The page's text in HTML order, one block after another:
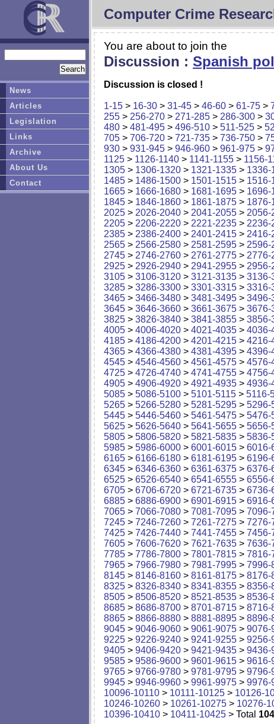
Computer Crime
You are about to join the
Discussion : Spanish
Discussion is closed !
1-15 > 16-30 > 31-45 > 46-60 > 61-75 >
255 > 256-270 > 271-285 > 286-300 >
480 > 481-495 > 496-510 > 511-525 >
705 > 706-720 > 721-735 > 736-750 >
930 > 931-945 > 946-960 > 961-975 >
1125 > 1126-1140 > 1141-1155 > 1156-
1305 > 1306-1320 > 1321-1335 > 1336-
1485 > 1486-1500 > 1501-1515 > 1516-
1665 > 1666-1680 > 1681-1695 > 1696-
1845 > 1846-1860 > 1861-1875 > 1876-
2025 > 2026-2040 > 2041-2055 > 2056-
2205 > 2206-2220 > 2221-2235 > 2236-
2385 > 2386-2400 > 2401-2415 > 2416-
2565 > 2566-2580 > 2581-2595 > 2596-
2745 > 2746-2760 > 2761-2775 > 2776-
2925 > 2926-2940 > 2941-2955 > 2956-
3105 > 3106-3120 > 3121-3135 > 3136-
3285 > 3286-3300 > 3301-3315 > 3316-
3465 > 3466-3480 > 3481-3495 > 3496-
3645 > 3646-3660 > 3661-3675 > 3676-
3825 > 3826-3840 > 3841-3855 > 3856-
4005 > 4006-4020 > 4021-4035 > 4036-
4185 > 4186-4200 > 4201-4215 > 4216-
4365 > 4366-4380 > 4381-4395 > 4396-
4545 > 4546-4560 > 4561-4575 > 4576-
4725 > 4726-4740 > 4741-4755 > 4756-
4905 > 4906-4920 > 4921-4935 > 4936-
5085 > 5086-5100 > 5101-5115 > 5116-
5265 > 5266-5280 > 5281-5295 > 5296-
5445 > 5446-5460 > 5461-5475 > 5476-
5625 > 5626-5640 > 5641-5655 > 5656-
5805 > 5806-5820 > 5821-5835 > 5836-
5985 > 5986-6000 > 6001-6015 > 6016-
6165 > 6166-6180 > 6181-6195 > 6196-
6345 > 6346-6360 > 6361-6375 > 6376-
6525 > 6526-6540 > 6541-6555 > 6556-
6705 > 6706-6720 > 6721-6735 > 6736-
6885 > 6886-6900 > 6901-6915 > 6916-
7065 > 7066-7080 > 7081-7095 > 7096-
7245 > 7246-7260 > 7261-7275 > 7276-
7425 > 7426-7440 > 7441-7455 > 7456-
7605 > 7606-7620 > 7621-7635 > 7636-
7785 > 7786-7800 > 7801-7815 > 7816-
7965 > 7966-7980 > 7981-7995 > 7996-
8145 > 8146-8160 > 8161-8175 > 8176-
8325 > 8326-8340 > 8341-8355 > 8356-
8505 > 8506-8520 > 8521-8535 > 8536-
8685 > 8686-8700 > 8701-8715 > 8716-
8865 > 8866-8880 > 8881-8895 > 8896-
9045 > 9046-9060 > 9061-9075 > 9076-
9225 > 9226-9240 > 9241-9255 > 9256-
9405 > 9406-9420 > 9421-9435 > 9436-
9585 > 9586-9600 > 9601-9615 > 9616-
9765 > 9766-9780 > 9781-9795 > 9796-
9945 > 9946-9960 > 9961-9975 > 9976-
10096-10110 > 10111-10125 > 10126-
10246-10260 > 10261-10275 > 10276-
10396-10410 > 10411-10425 > Total
News
Articles
Legislation
Links
Archive
About Us
Contact